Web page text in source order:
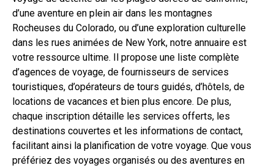
d’une aventure en plein air dans les montagnes
Rocheuses du Colorado, ou d’une exploration culturelle
dans les rues animées de New York, notre annuaire est
votre ressource ultime. Il propose une liste complète
d’agences de voyage, de fournisseurs de services
touristiques, d’opérateurs de tours guidés, d’hôtels, de
locations de vacances et bien plus encore. De plus,
chaque inscription détaille les services offerts, les
destinations couvertes et les informations de contact,
facilitant ainsi la planification de votre voyage. Que vous
préfériez des voyages organisés ou des aventures en